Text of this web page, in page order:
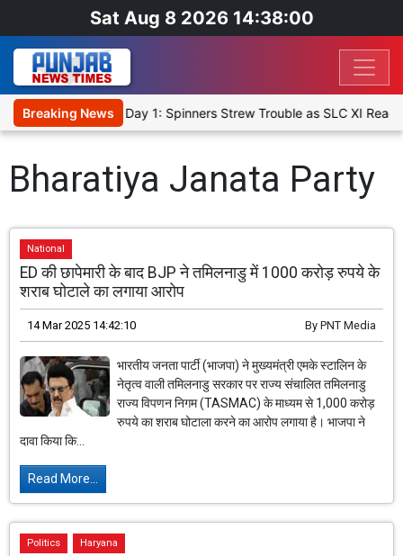
Sat Aug 8 2026 14:38:01
Breaking News
Warm-Up Match Day 1: Spinners Strew Trouble as SLC XI
Bharatiya Janata Party
National
ED की छापेमारी के बाद BJP ने तमिलनाडु में 1000 करोड़ रुपये के
शराब घोटाले का लगाया आरोप
14 Mar 2025 14:42:10 By PNT Media
भारतीय जनता पार्टी (भाजपा) ने मुख्यमंत्री एमके स्टालिन के
नेतृत्व वाली तमिलनाडु सरकार पर राज्य संचालित तमिलनाडु
राज्य विपणन निगम (TASMAC) के माध्यम से 1,000 करोड़
रुपये का शराब घोटाला करने का आरोप लगाया है। भाजपा ने
दावा किया कि...
Read More...
Politics Haryana